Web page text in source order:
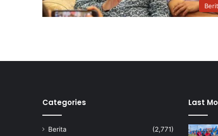
Categories
Berita
(2,771)
Last